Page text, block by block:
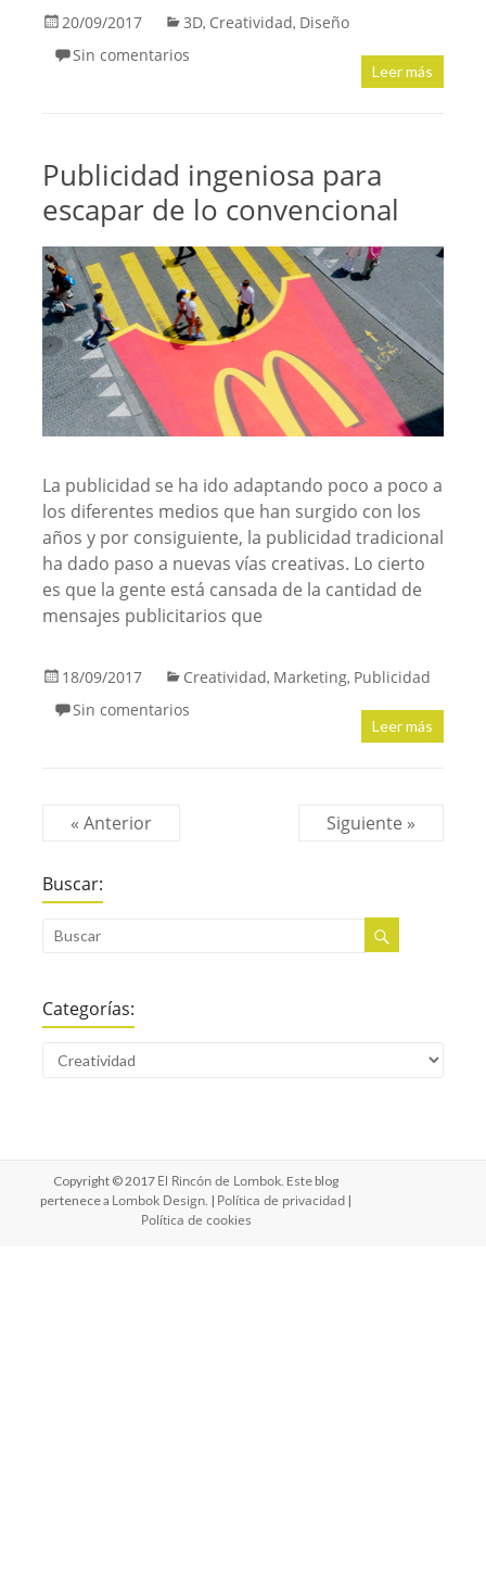
20/09/2017 3D, Creatividad, Diseño
Sin comentarios
Leer más
Publicidad ingeniosa para
escapar de lo convencional
La publicidad se ha ido adaptando poco a poco a
los diferentes medios que han surgido con los
años y por consiguiente, la publicidad tradicional
ha dado paso a nuevas vías creativas. Lo cierto
es que la gente está cansada de la cantidad de
mensajes publicitarios que
18/09/2017 Creatividad, Marketing, Publicidad
Sin comentarios
Leer más
« Anterior Siguiente »
Buscar:
Categorías:
Copyright © 2017 El Rincón de Lombok . Este blog
pertenece a Lombok Design . | Política de privacidad |
Política de cookies